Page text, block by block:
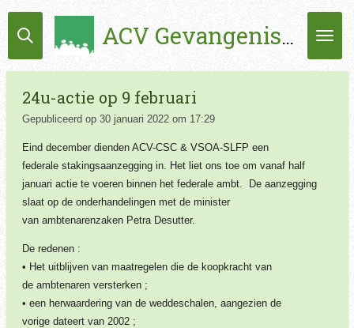
Ga
direct
de
hoofdinhoud
ACV Gevangenissen
24u-actie op 9 februari
Gepubliceerd op 30 januari 2022 om 17:29
Eind december dienden ACV-CSC & VSOA-SLFP een
federale stakingsaanzegging in. Het liet ons toe om vanaf half
januari actie te voeren binnen het federale ambt. De aanzegging
slaat op de onderhandelingen met de minister
van ambtenarenzaken Petra Desutter.
De redenen :
• Het uitblijven van maatregelen die de koopkracht van
de ambtenaren versterken ;
• een herwaardering van de weddeschalen, aangezien de
vorige dateert van 2002 ;